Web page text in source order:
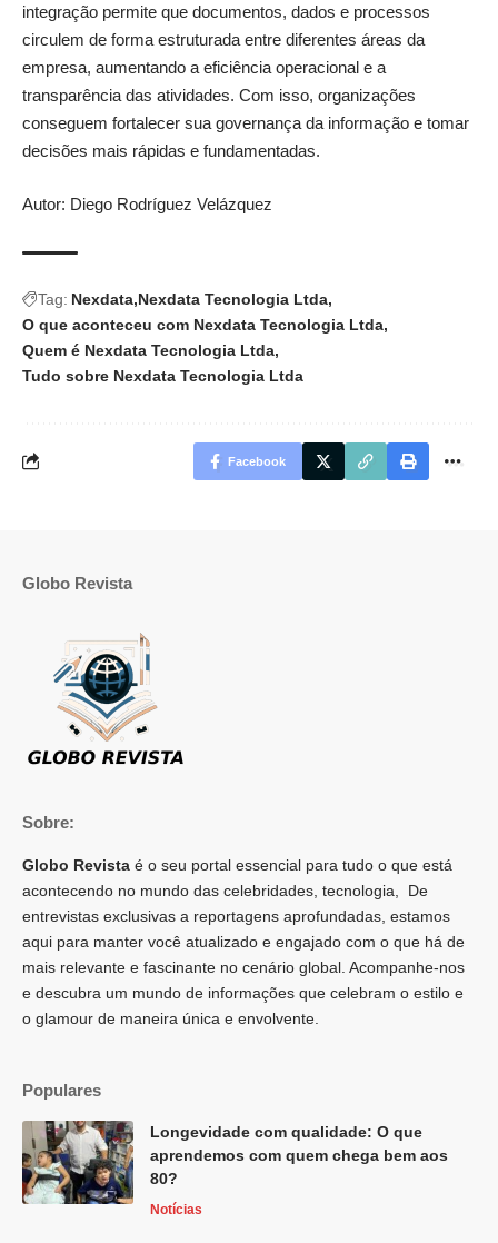
integração permite que documentos, dados e processos
circulem de forma estruturada entre diferentes áreas da
empresa, aumentando a eficiência operacional e a
transparência das atividades. Com isso, organizações
conseguem fortalecer sua governança da informação e tomar
decisões mais rápidas e fundamentadas.
Autor: Diego Rodríguez Velázquez
Tag: Nexdata Nexdata Tecnologia Ltda
O que aconteceu com Nexdata Tecnologia Ltda
Quem é Nexdata Tecnologia Ltda
Tudo sobre Nexdata Tecnologia Ltda
Facebook
Globo Revista
Sobre:
Globo Revista é o seu portal essencial para tudo o que está
acontecendo no mundo das celebridades, tecnologia, De
entrevistas exclusivas a reportagens aprofundadas, estamos
aqui para manter você atualizado e engajado com o que há de
mais relevante e fascinante no cenário global. Acompanhe-nos
e descubra um mundo de informações que celebram o estilo e
o glamour de maneira única e envolvente.
Populares
Longevidade com qualidade: O que
aprendemos com quem chega bem aos
80?
Notícias